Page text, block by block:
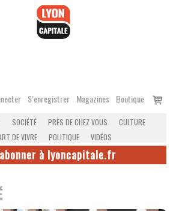
S’enregistrer Magazines Boutique
Voir
SOCIÉTÉ PRÈS DE CHEZ VOUS
CULTURE
DE VIVRE
POLITIQUE VIDÉOS
à lyoncapitale.fr